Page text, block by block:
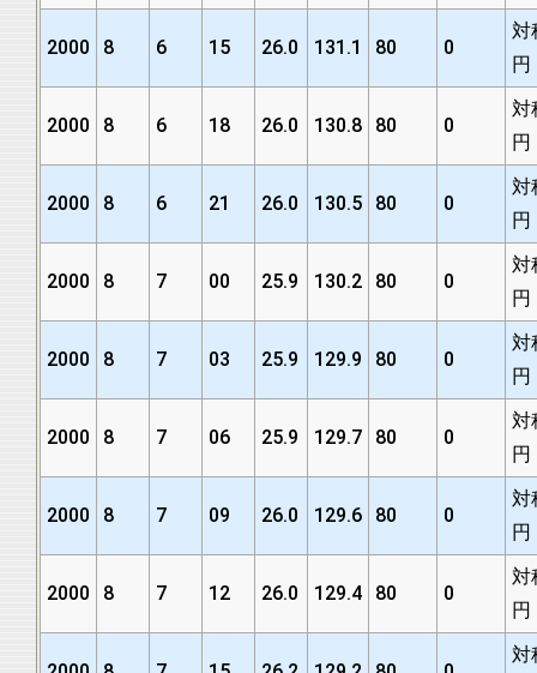
2000 8 6 15 26.0 131.1 80 0
対
円
2000 8 6 18 26.0 130.8 80 0
対
円
2000 8 6 21 26.0 130.5 80 0
対
円
2000 8 7 00 25.9 130.2 80 0
対
円
2000 8 7 03 25.9 129.9 80 0
対
円
2000 8 7 06 25.9 129.7 80 0
対
円
2000 8 7 09 26.0 129.6 80 0
対
円
2000 8 7 12 26.0 129.4 80 0
対
円
対